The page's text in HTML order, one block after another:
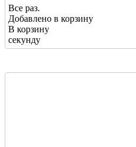
Все раз.
Добавлено в корзину
В корзину
секунду